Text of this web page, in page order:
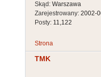
Skąd: Warszawa
Zarejestrowany: 2002-
Posty: 11,122
Strona
TMK